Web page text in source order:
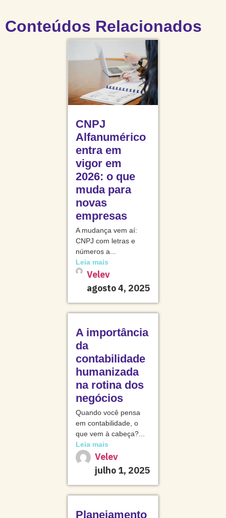
Conteúdos Relacionados
CNPJ
Alfanumérico
entra em
vigor em
2026: o que
muda para
novas
empresas
A mudança vem aí:
CNPJ com letras e
números a...
Leia mais
Velev
agosto 4, 2025
A importância
da
contabilidade
humanizada
na rotina dos
negócios
Quando você pensa
em contabilidade, o
que vem à cabeça?...
Leia mais
Velev
julho 1, 2025
Planejamento